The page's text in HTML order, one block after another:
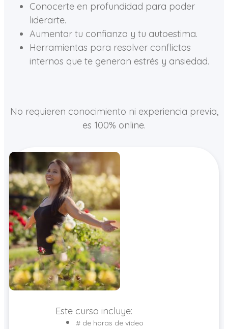
Conocerte en profundidad para poder
liderarte.
Aumentar tu confianza y tu autoestima.
Herramientas para resolver conflictos
internos que te generan estrés y ansiedad.
No requieren conocimiento ni experiencia previa,
es 100% online.
Este curso incluye:
# de horas de vídeo